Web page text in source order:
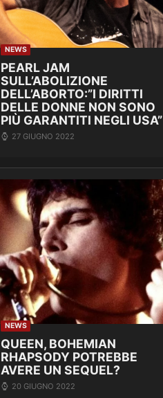
NEWS
PEARL JAM
SULL’ABOLIZIONE
DELL’ABORTO:”I DIRITTI
DELLE DONNE NON SONO
PIÙ GARANTITI NEGLI USA”
27 GIUGNO 2022
NEWS
QUEEN, BOHEMIAN
RHAPSODY POTREBBE
AVERE UN SEQUEL?
20 GIUGNO 2022